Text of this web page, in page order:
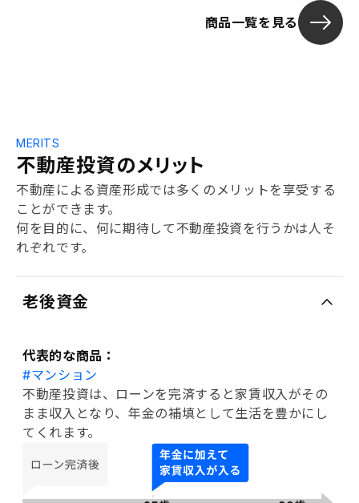
商品一覧を見る
不動産投資のメリット
MERITS
不動産による資産形成では多くのメリットを享受する
ことができます。
何を目的に、何に期待して不動産投資を行うかは人そ
れぞれです。
老後資金
代表的な商品：
#マンション
不動産投資は、ローンを完済すると家賃収入がその
まま収入となり、年金の補填として生活を豊かにし
てくれます。